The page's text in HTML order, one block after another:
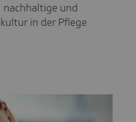
nachhaltige und
in der Pflege